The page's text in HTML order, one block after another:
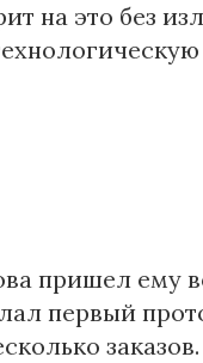
на это без
пришел ему
первый
заказов.